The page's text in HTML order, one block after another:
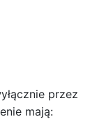
przez
mają: